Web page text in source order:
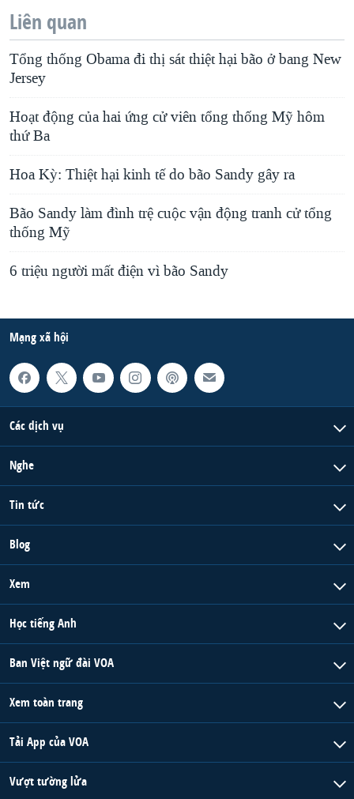
o
u
s
s
l
i
e
l
i
d
Liên quan
Tổng thống Obama đi thị sát thiệt hại bão ở bang New
Jersey
Hoạt động của hai ứng cử viên tổng thống Mỹ hôm
thứ Ba
Hoa Kỳ: Thiệt hại kinh tế do bão Sandy gây ra
Bão Sandy làm đình trệ cuộc vận động tranh cử tổng
thống Mỹ
6 triệu người mất điện vì bão Sandy
Mạng xã hội
Các dịch vụ
Nghe
Tin tức
Blog
Xem
Học tiếng Anh
Ban Việt ngữ đài VOA
Xem toàn trang
Tải App của VOA
Vượt tường lửa